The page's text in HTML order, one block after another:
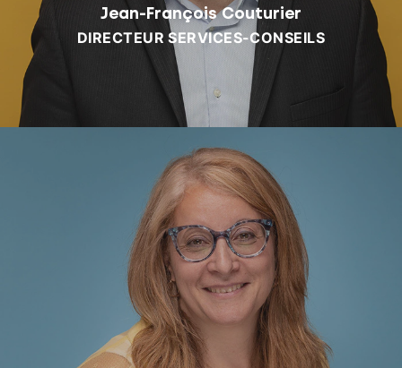
Jean-François Couturier
DIRECTEUR SERVICES-CONSEILS